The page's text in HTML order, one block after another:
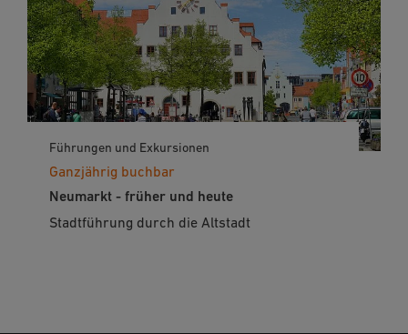
Führungen und Exkursionen
Ganzjährig buchbar
Neumarkt - früher und heute
Stadtführung durch die Altstadt